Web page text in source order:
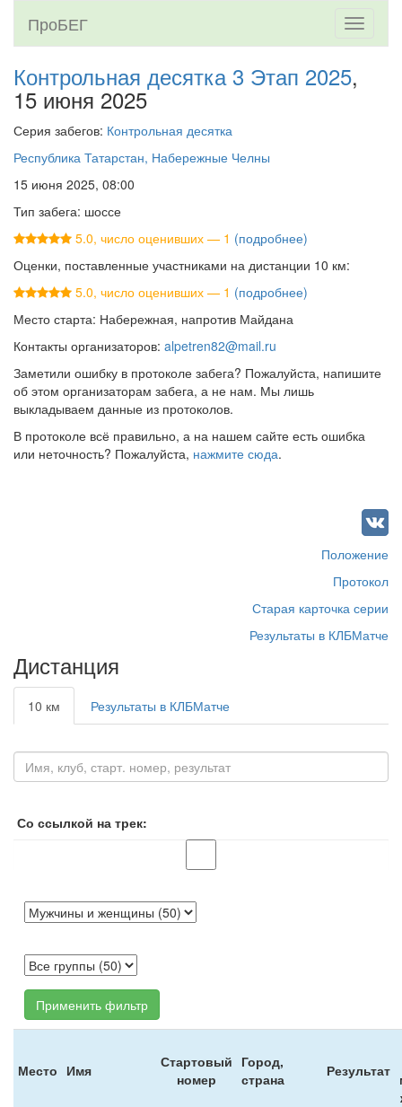
Toggle
ПроБЕГ
Контрольная десятка 3 Этап 2025,
15 июня 2025
Серия забегов: Контрольная десятка
Республика Татарстан, Набережные Челны
15 июня 2025, 08:00
Тип забега: шоссе
5.0, число оценивших — 1 (подробнее)
Оценки, поставленные участниками на дистанции 10 км:
5.0, число оценивших — 1 (подробнее)
Место старта: Набережная, напротив Майдана
Контакты организаторов: alpetren82@mail.ru
Заметили ошибку в протоколе забега? Пожалуйста, напишите
об этом организаторам забега, а не нам. Мы лишь
выкладываем данные из протоколов.
В протоколе всё правильно, а на нашем сайте есть ошибка
или неточность? Пожалуйста, нажмите сюда.
Положение
Протокол
Старая карточка серии
Результаты в КЛБМатче
Дистанция
10 км Результаты в КЛБМатче
Со ссылкой на трек:
Применить фильтр
Место Имя
Стартовый
номер
Город,
страна
Результат